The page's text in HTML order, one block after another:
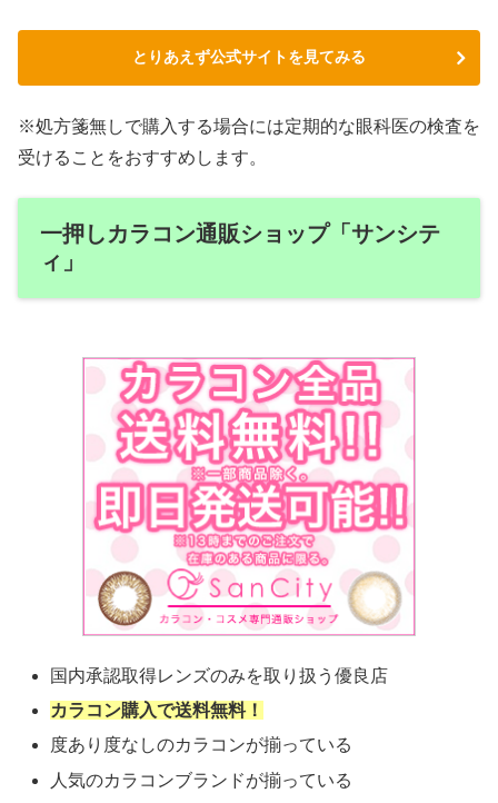
とりあえず公式サイトを見てみる
※処方箋無しで購入する場合には定期的な眼科医の検査を
受けることをおすすめします。
一押しカラコン通販ショップ「サンシテ
ィ」
国内承認取得レンズのみを取り扱う優良店
カラコン購入で送料無料！
度あり度なしのカラコンが揃っている
人気のカラコンブランドが揃っている